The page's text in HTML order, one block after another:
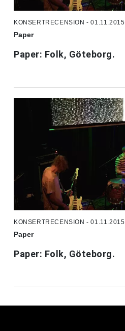
KONSERTRECENSION - 01.11.2015
Paper
Paper: Folk, Göteborg.
KONSERTRECENSION - 01.11.2015
Paper
Paper: Folk, Göteborg.